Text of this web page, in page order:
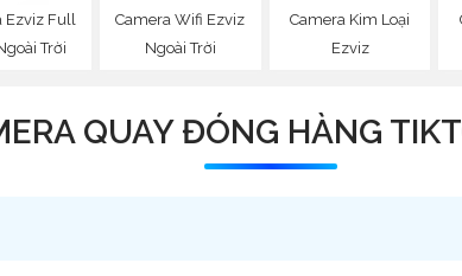
Full
Trời
Camera Wifi Ezviz
Ngoài Trời
Camera Kim Loại
Ezviz
QUAY ĐÓNG HÀNG